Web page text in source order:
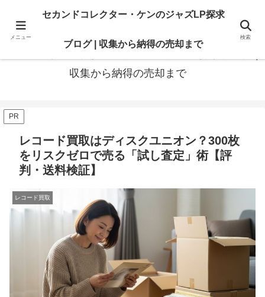
最高の“一枚”は、いつも知識の先にある。オリジナル盤も、賢いセカンド盤
収集から納得の売却まで
PR
レコード買取はディスクユニオン？300枚
をリスクゼロで売る「試し査定」術【評
判・送料検証】
レコード買取
メニュー
セカンドコレクター・ケンのジャズLP探求
ブログ | 収集から納得の売却まで
検索